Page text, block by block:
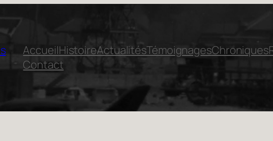
AccueilHistoireActualitésTémoignagesChroniques
Contact